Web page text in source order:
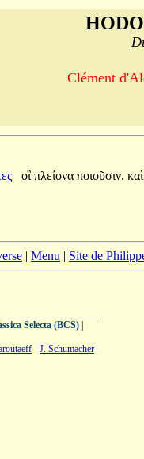
Clément
οἳ πλείονα ποιοῦσιν. καὶ
| Menu | Site de
Selecta (BCS)
- J. Schumacher